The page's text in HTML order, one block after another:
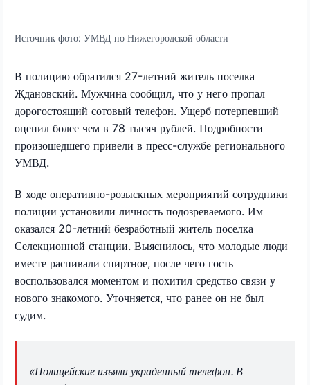
Источник фото: УМВД по Нижегородской области
В полицию обратился 27-летний житель поселка
Ждановский. Мужчина сообщил, что у него пропал
дорогостоящий сотовый телефон. Ущерб потерпевший
оценил более чем в 78 тысяч рублей. Подробности
произошедшего привели в пресс-службе регионального
УМВД.
В ходе оперативно-розыскных мероприятий сотрудники
полиции установили личность подозреваемого. Им
оказался 20-летний безработный житель поселка
Селекционной станции. Выяснилось, что молодые люди
вместе распивали спиртное, после чего гость
воспользовался моментом и похитил средство связи у
нового знакомого. Уточняется, что ранее он не был
судим.
«Полицейские изъяли украденный телефон. В